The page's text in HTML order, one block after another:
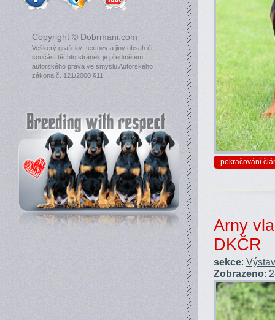
Copyright © Dobrmani.com
Veškerý grafický, textový a jiný obsah či
součást těchto stránek je předmětem
autorského práva ve smyslu Autorského
zákona č. 121/2000 §11.
pokračování
Arny
DKČR
sekce:
Zobrazeno: